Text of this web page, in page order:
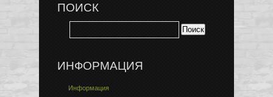
ПОИСК
ИНФОРМАЦИЯ
Информация